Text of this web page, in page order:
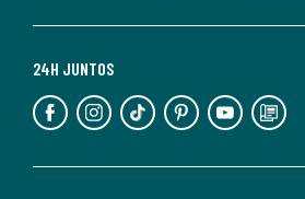
24H JUNTOS